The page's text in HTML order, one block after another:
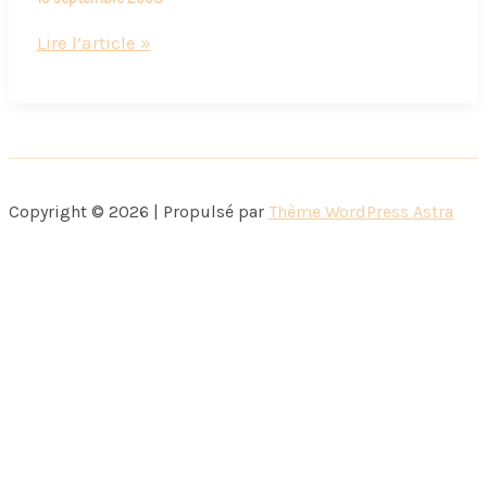
Service
!
Lire l’article »
Copyright © 2026 | Propulsé par Thème WordPress Astra